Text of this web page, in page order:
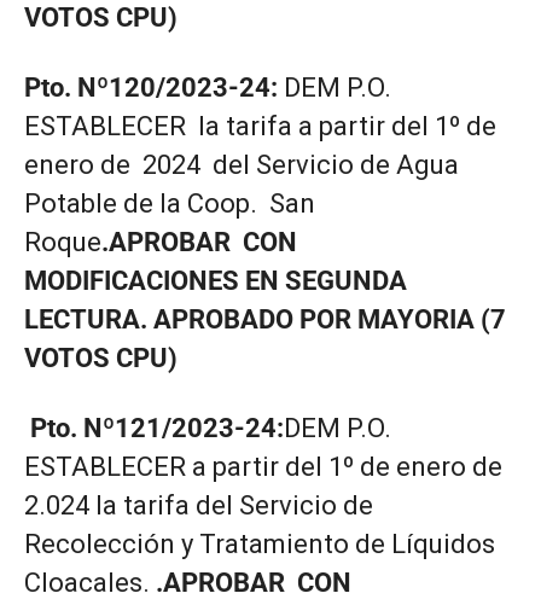
VOTOS CPU)
Pto. Nº120/2023-24: DEM P.O.
ESTABLECER la tarifa a partir del 1º de
enero de 2024 del Servicio de Agua
Potable de la Coop. San
Roque.APROBAR CON
MODIFICACIONES EN SEGUNDA
LECTURA. APROBADO POR MAYORIA (7
VOTOS CPU)
Pto. Nº121/2023-24:DEM P.O.
ESTABLECER a partir del 1º de enero de
2.024 la tarifa del Servicio de
Recolección y Tratamiento de Líquidos
Cloacales. .APROBAR CON